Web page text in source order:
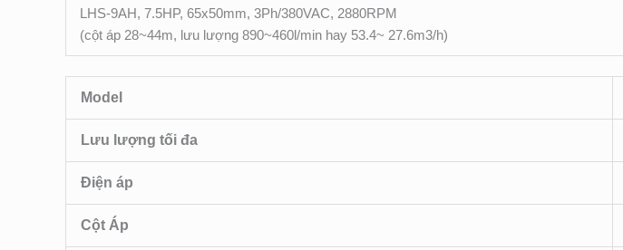
LHS-9AH, 7.5HP, 65x50mm, 3Ph/380VAC, 2880RPM
(cột áp 28~44m, lưu lượng 890~460l/min hay 53.4~ 27.6m3/h)
Model
Lưu lượng tối đa
Điện áp
Cột Áp